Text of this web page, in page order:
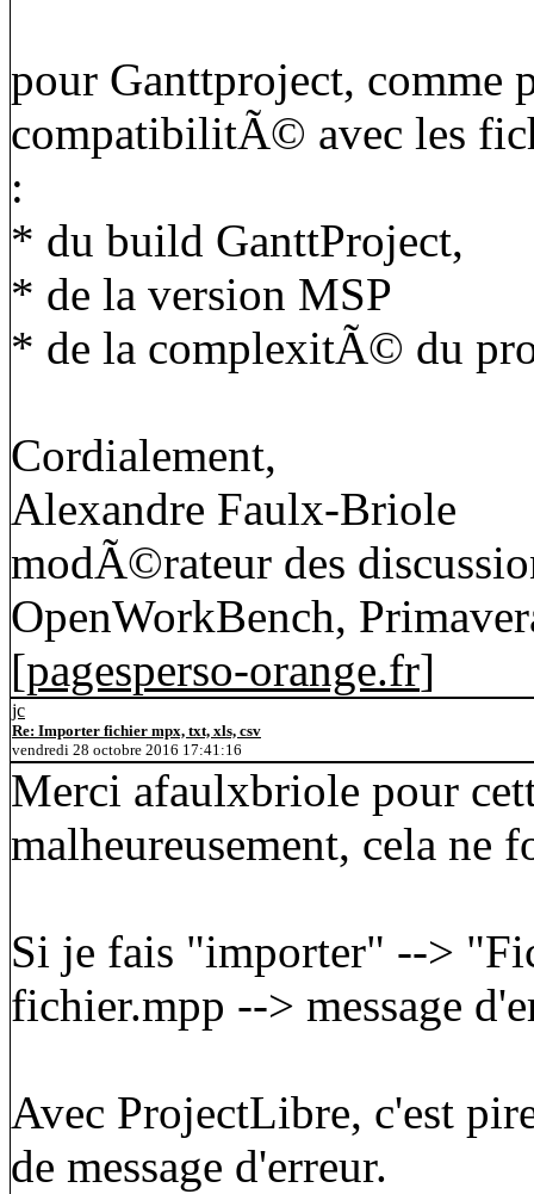
pour Ganttproject, comme
compatibilitÃ© avec les
:
* du build GanttProject,
* de la version MSP
* de la complexitÃ© du
Cordialement,
Alexandre Faulx-Briole
modÃ©rateur des
OpenWorkBench,
[pagesperso-orange.fr]
jc
Re: Importer fichier mpx, txt, xls, csv
vendredi 28 octobre 2016 17:41:16
Merci afaulxbriole pour
malheureusement, cela ne
Si je fais "importer" -->
fichier.mpp --> message
Avec ProjectLibre, c'est
de message d'erreur.